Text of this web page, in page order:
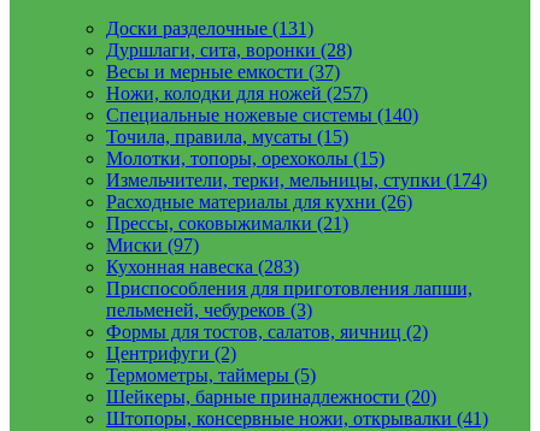
Доски разделочные (131)
Дуршлаги, сита, воронки (28)
Весы и мерные емкости (37)
Ножи, колодки для ножей (257)
Специальные ножевые системы (140)
Точила, правила, мусаты (15)
Молотки, топоры, орехоколы (15)
Измельчители, терки, мельницы, ступки (174)
Расходные материалы для кухни (26)
Прессы, соковыжималки (21)
Миски (97)
Кухонная навеска (283)
Приспособления для приготовления лапши,
пельменей, чебуреков (3)
Формы для тостов, салатов, яичниц (2)
Центрифуги (2)
Термометры, таймеры (5)
Шейкеры, барные принадлежности (20)
Штопоры, консервные ножи, открывалки (41)